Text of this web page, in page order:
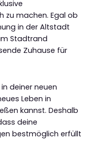
zu machen. Egal ob
in der Altstadt
Stadtrand
Zuhause für
deiner neuen
Leben in
kannst. Deshalb
deine
bestmöglich erfüllt